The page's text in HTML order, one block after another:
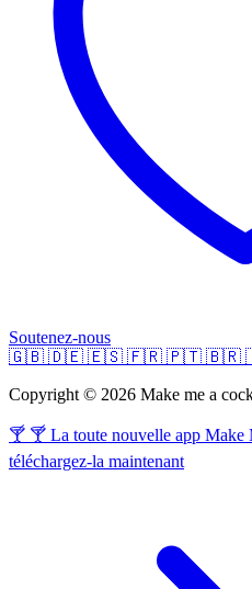
Soutenez-nous
🇬🇧 🇩🇪 🇪🇸 🇫🇷 🇵🇹 🇧🇷
Copyright © 2026 Make me a
🍸 🍸 La toute nouvelle app
téléchargez-la maintenant